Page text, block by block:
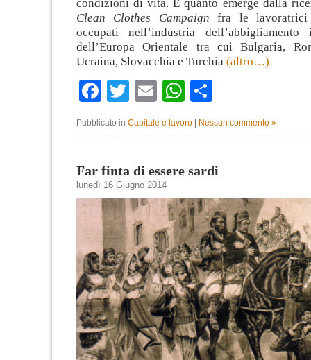
condizioni di vita. È quanto emerge dalla
Clean Clothes Campaign fra le
occupati nell’industria
dell’Europa Orientale tra cui Bulgaria,
Ucraina, Slovacchia e Turchia (altro…)
Facebook
TwitterEmailWhatsApp
Pubblicato in Capitale e lavoro Nessun commento »
Far finta di essere sardi
lunedì 16 Giugno 2014